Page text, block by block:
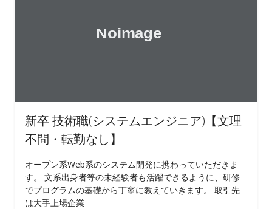
新卒 技術職(システムエンジニア)【文理
不問・転勤なし】
オープン系Web系のシステム開発に携わっていただきま
す。 文系出身者等の未経験者も活躍できるように、研修
でプログラムの基礎から丁寧に教えていきます。 取引先
は大手上場企業